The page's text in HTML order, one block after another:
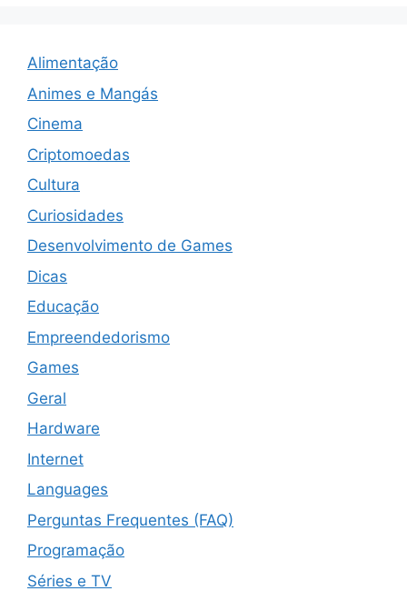
Alimentação
Animes e Mangás
Cinema
Criptomoedas
Cultura
Curiosidades
Desenvolvimento de Games
Dicas
Educação
Empreendedorismo
Games
Geral
Hardware
Internet
Languages
Perguntas Frequentes (FAQ)
Programação
Séries e TV